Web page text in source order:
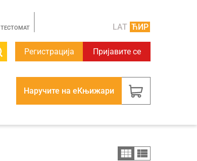
TЕСТОМАТ LAT ЋИР
Регистрација Пријавите се
Наручите на еКњижари